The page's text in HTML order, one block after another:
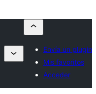
Envía un plugin
Mis favoritos
Acceder